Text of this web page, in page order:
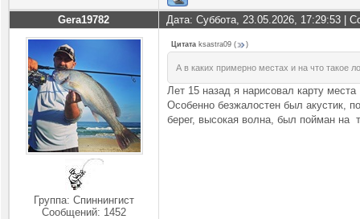
Gera19782 Дата: Суббота, 23.05.2026, 17:29:53 |
Группа: Спиннингист
Сообщений: 1452
Цитата ksastra09 ( )
А в каких примерно местах и на что такое
Лет 15 назад я нарисовал карту
Особенно безжалостен был акустик,
берег, высокая волна, был пойман на